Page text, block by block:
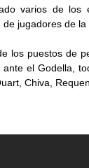
varios de los
jugadores de la
los puestos de
ante el Godella,
Chiva,